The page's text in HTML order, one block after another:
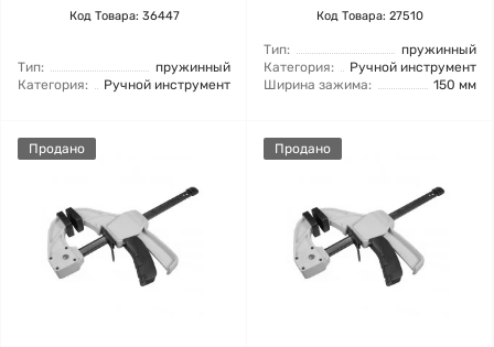
Код Товара: 36447
Тип:
пружинный
Категория:
Ручной инструмент
Код Товара: 27510
Тип:
пружинный
Категория:
Ручной инструмент
Ширина зажима:
150 мм
Продано Продано